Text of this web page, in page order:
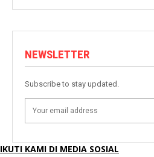
NEWSLETTER
Subscribe to stay updated.
IKUTI KAMI DI MEDIA SOSIAL